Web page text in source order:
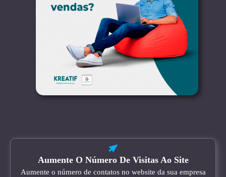
Aumente O Número De Visitas Ao Site
Aumente o número de contatos no website da sua empresa